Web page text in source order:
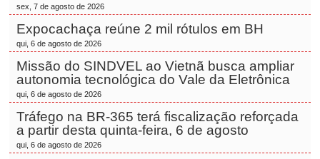
sex, 7 de agosto de 2026
Expocachaça reúne 2 mil rótulos em BH
qui, 6 de agosto de 2026
Missão do SINDVEL ao Vietnã busca ampliar
autonomia tecnológica do Vale da Eletrônica
qui, 6 de agosto de 2026
Tráfego na BR-365 terá fiscalização reforçada
a partir desta quinta-feira, 6 de agosto
qui, 6 de agosto de 2026